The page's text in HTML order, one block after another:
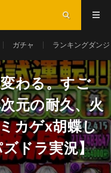
ガチャ ランキングダン
わる。すご
元の耐久、火
カゲx胡蝶し
ドラ実況】